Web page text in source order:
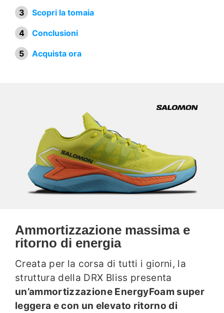
Scopri la tomaia
Conclusioni
Acquista ora
Ammortizzazione massima e
ritorno di energia
Creata per la corsa di tutti i giorni, la
struttura della DRX Bliss presenta
un’ammortizzazione EnergyFoam super
leggera e con un elevato ritorno di